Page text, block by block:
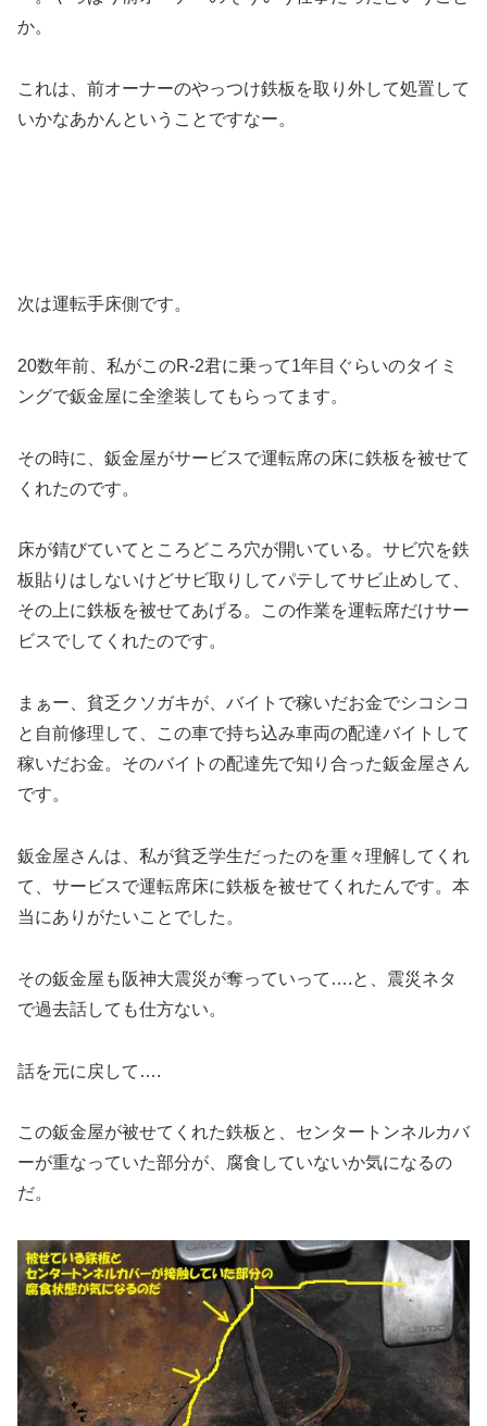
か。
これは、前オーナーのやっつけ鉄板を取り外して処置して
いかなあかんということですなー。
次は運転手床側です。
20数年前、私がこのR-2君に乗って1年目ぐらいのタイミ
ングで鈑金屋に全塗装してもらってます。
その時に、鈑金屋がサービスで運転席の床に鉄板を被せて
くれたのです。
床が錆びていてところどころ穴が開いている。サビ穴を鉄
板貼りはしないけどサビ取りしてパテしてサビ止めして、
その上に鉄板を被せてあげる。この作業を運転席だけサー
ビスでしてくれたのです。
まぁー、貧乏クソガキが、バイトで稼いだお金でシコシコ
と自前修理して、この車で持ち込み車両の配達バイトして
稼いだお金。そのバイトの配達先で知り合った鈑金屋さん
です。
鈑金屋さんは、私が貧乏学生だったのを重々理解してくれ
て、サービスで運転席床に鉄板を被せてくれたんです。本
当にありがたいことでした。
その鈑金屋も阪神大震災が奪っていって….と、震災ネタ
で過去話しても仕方ない。
話を元に戻して….
この鈑金屋が被せてくれた鉄板と、センタートンネルカバ
ーが重なっていた部分が、腐食していないか気になるの
だ。